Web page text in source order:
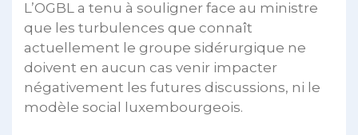
L’OGBL a tenu à souligner face au ministre
que les turbulences que connaît
actuellement le groupe sidérurgique ne
doivent en aucun cas venir impacter
négativement les futures discussions, ni le
modèle social luxembourgeois.